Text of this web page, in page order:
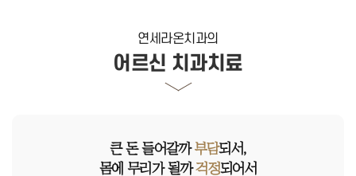
연세라온치과의
어르신 치과치료
큰 돈 들어갈까부담되서,
몸에 무리가 될까걱정되어서